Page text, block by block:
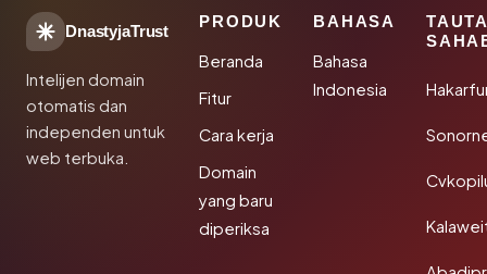
DnastyjaTrust
Intelijen domain
otomatis dan
independen untuk
web terbuka.
PRODUK
Beranda
Fitur
Cara kerja
Domain
yang baru
diperiksa
BAHASA
Bahasa
Indonesia